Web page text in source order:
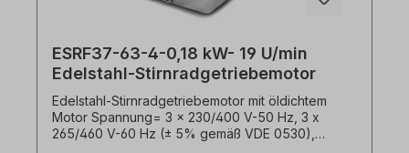
ESRF37-63-4-0,18 kW- 19 U/min
Edelstahl-Stirnradgetriebemotor
Edelstahl-Stirnradgetriebemotor mit öldichtem
Motor Spannung= 3 x 230/400 V-50 Hz, 3 x
265/460 V-60 Hz (± 5% gemäß VDE 0530),